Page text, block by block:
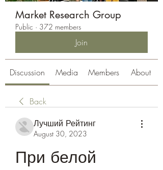
Market Research Group
Public · 372 members
Join
Discussion Media Members About
Back
Лучший Рейтинг
August 30, 2023
При белой